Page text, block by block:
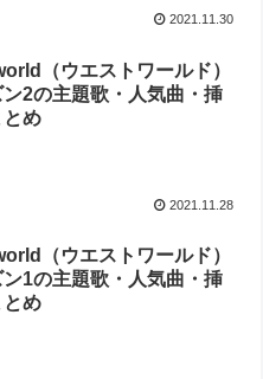
2021.11.30
（ウエストワールド）
ン2の主題歌・人気曲・挿
とめ
2021.11.28
（ウエストワールド）
ン1の主題歌・人気曲・挿
とめ